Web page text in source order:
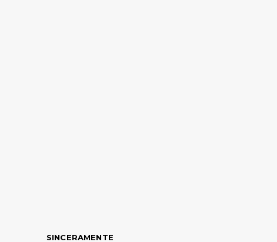
SINCERAMENTE